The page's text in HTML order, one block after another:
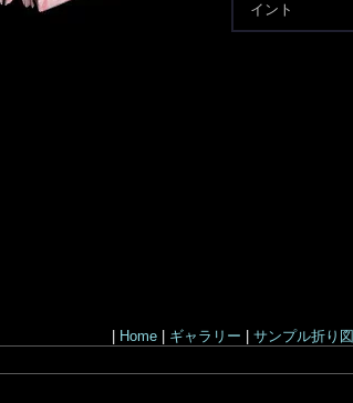
イント
サンプル折り図
ギャラリー
Home